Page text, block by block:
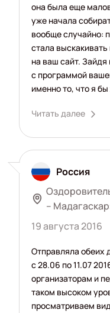
она была еще
уже начала
вообще случайно:
стала
на ваш сайт. Зайдя
с программой
именно то, что я
Читать далее
Россия
–
19 августа 2016
Отправляла обеих
с 28.06 по 11.07
организаторам и
таком высоком
просматриваем